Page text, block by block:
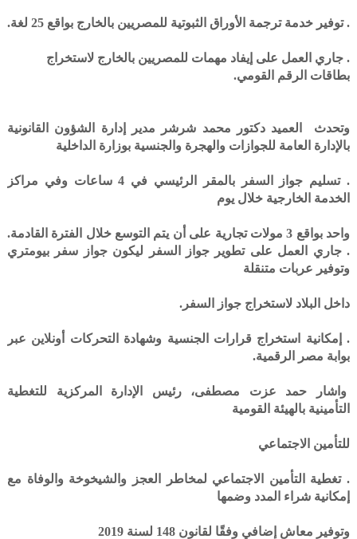
. توفير خدمة ترجمة الأوراق الثبوتية للمصريين بالخارج بواقع 25 لغة.
. جاري العمل على إيفاد مهمات للمصريين بالخارج لاستخراج
بطاقات الرقم القومي.
وتحدث العميد دكتور محمد شرشر مدير إدارة الشؤون القانونية
بالإدارة العامة للجوازات والهجرة والجنسية بوزارة الداخلية
. تسليم جواز السفر بالمقر الرئيسي في 4 ساعات وفي مراكز
الخدمة الخارجية خلال يوم
واحد بواقع 3 مولات تجارية على أن يتم التوسع خلال الفترة القادمة.
. جاري العمل على تطوير جواز السفر ليكون جواز سفر بيومتري
وتوفير عربات متنقلة
داخل البلاد لاستخراج جواز السفر.
. إمكانية استخراج قرارات الجنسية وشهادة التحركات أونلاين عبر
بوابة مصر الرقمية.
واشار حمد عزت مصطفى، رئيس الإدارة المركزية للتغطية
التأمينية بالهيئة القومية
للتأمين الاجتماعي
. تغطية التأمين الاجتماعي لمخاطر العجز والشيخوخة والوفاة مع
إمكانية شراء المدد وضمها
وتوفير معاش إضافي وفقًا لقانون 148 لسنة 2019